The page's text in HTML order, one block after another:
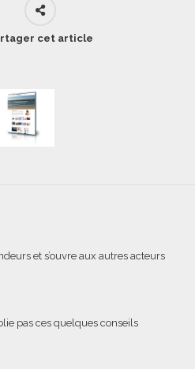
cet article
et s’ouvre aux autres acteurs
pas ces quelques conseils